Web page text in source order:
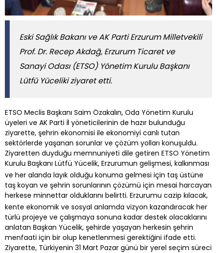
Eski Sağlık Bakanı ve AK Parti Erzurum Milletvekili
Prof. Dr. Recep Akdağ, Erzurum Ticaret ve
Sanayi Odası (ETSO) Yönetim Kurulu Başkanı
Lütfü Yüceliki ziyaret etti.
ETSO Meclis Başkanı Saim Özakalın, Oda Yönetim Kurulu
üyeleri ve AK Parti İl yöneticilerinin de hazır bulunduğu
ziyarette, şehrin ekonomisi ile ekonomiyi canlı tutan
sektörlerde yaşanan sorunlar ve çözüm yolları konuşuldu.
Ziyaretten duyduğu memnuniyeti dile getiren ETSO Yönetim
Kurulu Başkanı Lütfü Yücelik, Erzurumun gelişmesi, kalkınması
ve her alanda layık olduğu konuma gelmesi için taş üstüne
taş koyan ve şehrin sorunlarının çözümü için mesai harcayan
herkese minnettar olduklarını belirtti. Erzurumu cazip kılacak,
kente ekonomik ve sosyal anlamda vizyon kazandıracak her
türlü projeye ve çalışmaya sonuna kadar destek olacaklarını
anlatan Başkan Yücelik, şehirde yaşayan herkesin şehrin
menfaati için bir olup kenetlenmesi gerektiğini ifade etti.
Ziyarette, Türkiyenin 31 Mart Pazar günü bir yerel seçim süreci